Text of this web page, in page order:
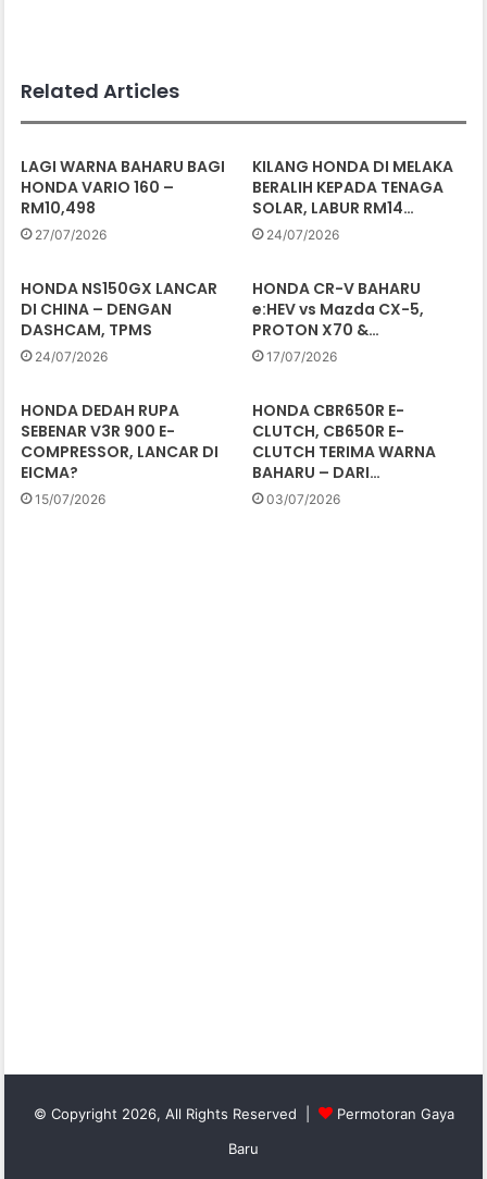
Related Articles
LAGI WARNA BAHARU BAGI
HONDA VARIO 160 –
RM10,498
27/07/2026
KILANG HONDA DI MELAKA
BERALIH KEPADA TENAGA
SOLAR, LABUR RM14…
24/07/2026
HONDA NS150GX LANCAR
DI CHINA – DENGAN
DASHCAM, TPMS
24/07/2026
HONDA CR-V BAHARU
e:HEV vs Mazda CX-5,
PROTON X70 &…
17/07/2026
HONDA DEDAH RUPA
SEBENAR V3R 900 E-
COMPRESSOR, LANCAR DI
EICMA?
15/07/2026
HONDA CBR650R E-
CLUTCH, CB650R E-
CLUTCH TERIMA WARNA
BAHARU – DARI…
03/07/2026
© Copyright 2026, All Rights Reserved |
Permotoran Gaya
Baru